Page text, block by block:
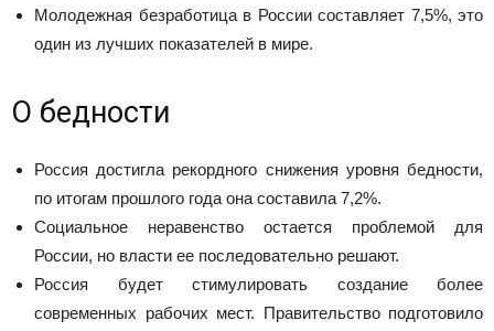
Молодежная безработица в России составляет 7,5%, это
один из лучших показателей в мире.
О бедности
Россия достигла рекордного снижения уровня бедности,
по итогам прошлого года она составила 7,2%.
Социальное неравенство остается проблемой для
России, но власти ее последовательно решают.
Россия будет стимулировать создание более
современных рабочих мест. Правительство подготовило